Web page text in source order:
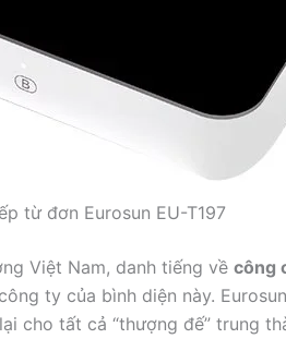
từ đơn Eurosun EU-T197
Việt Nam, danh tiếng về công
ty của bình diện này.
cho tất cả “thượng đế” trung